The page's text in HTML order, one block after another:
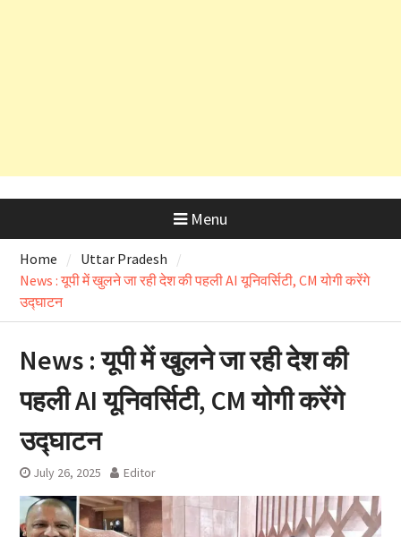
Menu
Home
Uttar Pradesh
News : यूपी में खुलने जा रही देश की पहली AI यूनिवर्सिटी, CM योगी करेंगे
उद्घाटन
News : यूपी में खुलने जा रही देश की
पहली AI यूनिवर्सिटी, CM योगी करेंगे
उद्घाटन
July 26, 2025 Editor